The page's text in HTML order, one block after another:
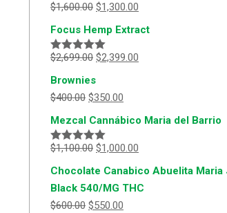
Valorado
5
$1,600.00 $1,300.00
Focus Hemp Extract
Valorado
5
$2,699.00 $2,399.00
Brownies
$400.00 $350.00
Mezcal Cannábico Maria del Barrio
Valorado
5
$1,100.00 $1,000.00
Chocolate Canabico Abuelita Maria
Black 540/MG THC
$600.00 $550.00